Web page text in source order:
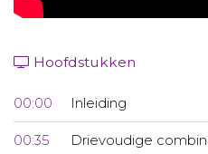
Hoofdstukken
00:00 Inleiding
00:35 Drievoudige